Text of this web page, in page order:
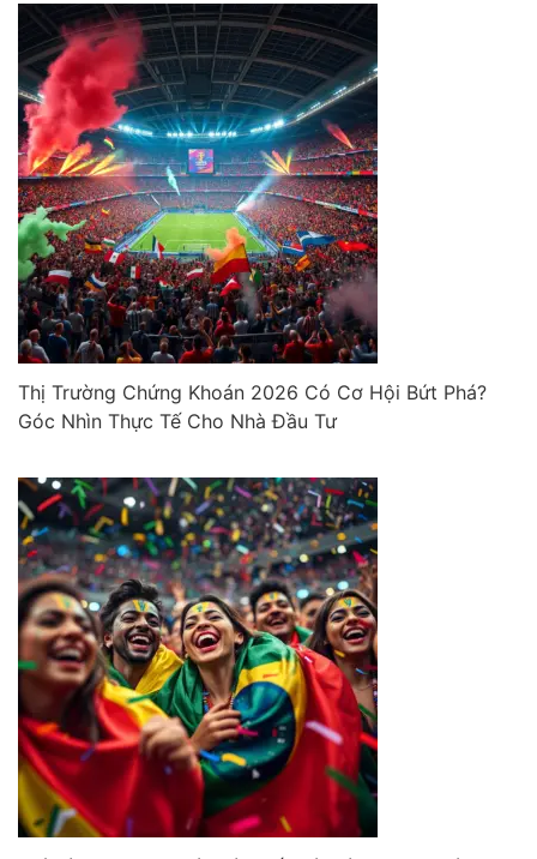
Thị Trường Chứng Khoán 2026 Có Cơ Hội Bứt Phá?
Góc Nhìn Thực Tế Cho Nhà Đầu Tư